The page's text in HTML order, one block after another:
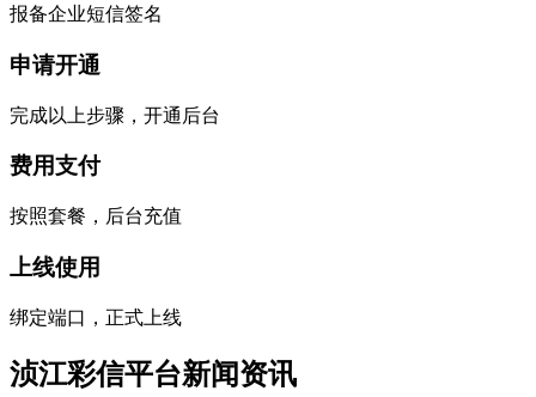
报备企业短信签名
申请开通
完成以上步骤，开通后台
费用支付
按照套餐，后台充值
上线使用
绑定端口，正式上线
浈江彩信平台新闻资讯